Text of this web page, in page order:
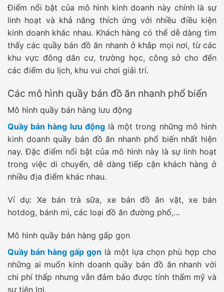
Điểm nổi bật của mô hình kinh doanh này chính là sự
linh hoạt và khả năng thích ứng với nhiều điều kiện
kinh doanh khác nhau. Khách hàng có thể dễ dàng tìm
thấy các quầy bán đồ ăn nhanh ở khắp mọi nơi, từ các
khu vực đông dân cư, trường học, công sở cho đến
các điểm du lịch, khu vui chơi giải trí.
Các mô hình quầy bán đồ ăn nhanh phổ biến
Mô hình quầy bán hàng lưu động
Quầy bán hàng lưu độnglà một trong những mô hình
kinh doanh quầy bán đồ ăn nhanh phổ biến nhất hiện
nay. Đặc điểm nổi bật của mô hình này là sự linh hoạt
trong việc di chuyển, dễ dàng tiếp cận khách hàng ở
nhiều địa điểm khác nhau.
Ví dụ: Xe bán trà sữa, xe bán đồ ăn vặt, xe bán
hotdog, bánh mì, các loại đồ ăn đường phố,…
Mô hình quầy bán hàng gấp gọn
Quầy bán hàng gấp gọn là một lựa chọn phù hợp cho
những ai muốn kinh doanh quầy bán đồ ăn nhanh với
chi phí thấp nhưng vẫn đảm bảo được tính thẩm mỹ và
sự tiện lợi.